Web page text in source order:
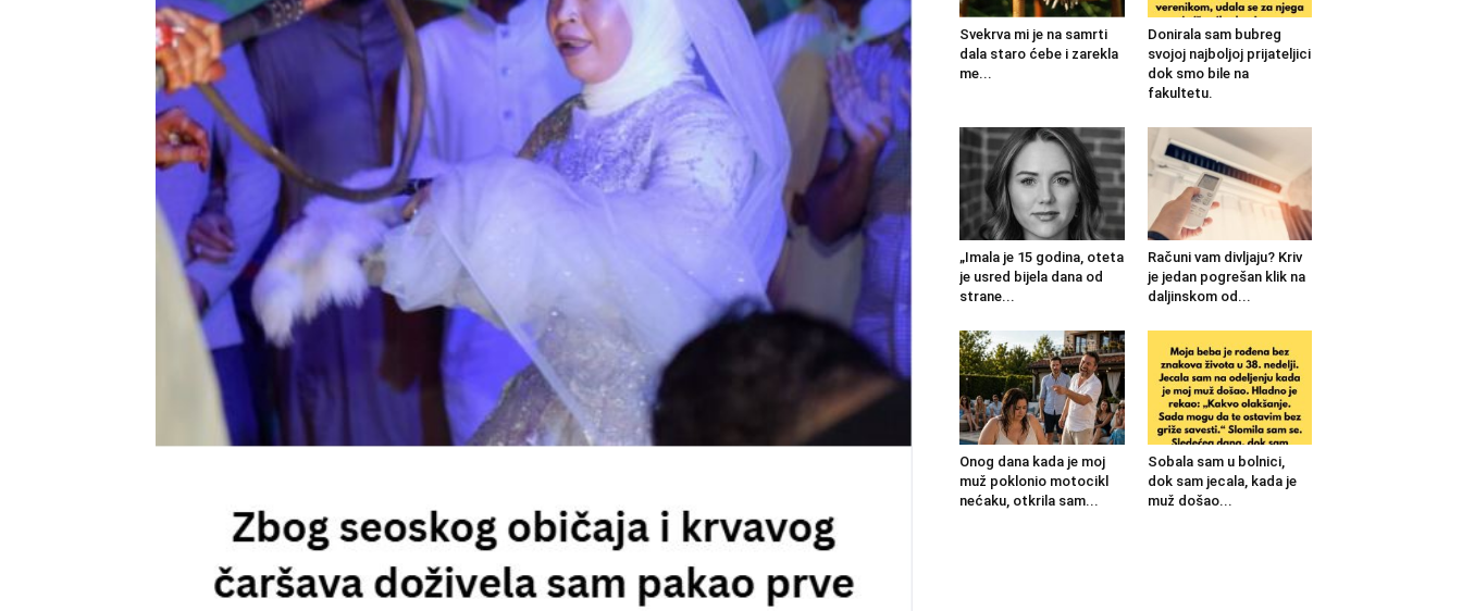
Svekrva mi je na samrti
dala staro ćebe i zarekla
me...
Donirala sam bubreg
svojoj najboljoj prijateljici
dok smo bile na
fakultetu.
„Imala je 15 godina, oteta
je usred bijela dana od
strane...
Računi vam divljaju? Kriv
je jedan pogrešan klik na
daljinskom od...
Onog dana kada je moj
muž poklonio motocikl
nećaku, otkrila sam...
Sobala sam u bolnici,
dok sam jecala, kada je
muž došao...